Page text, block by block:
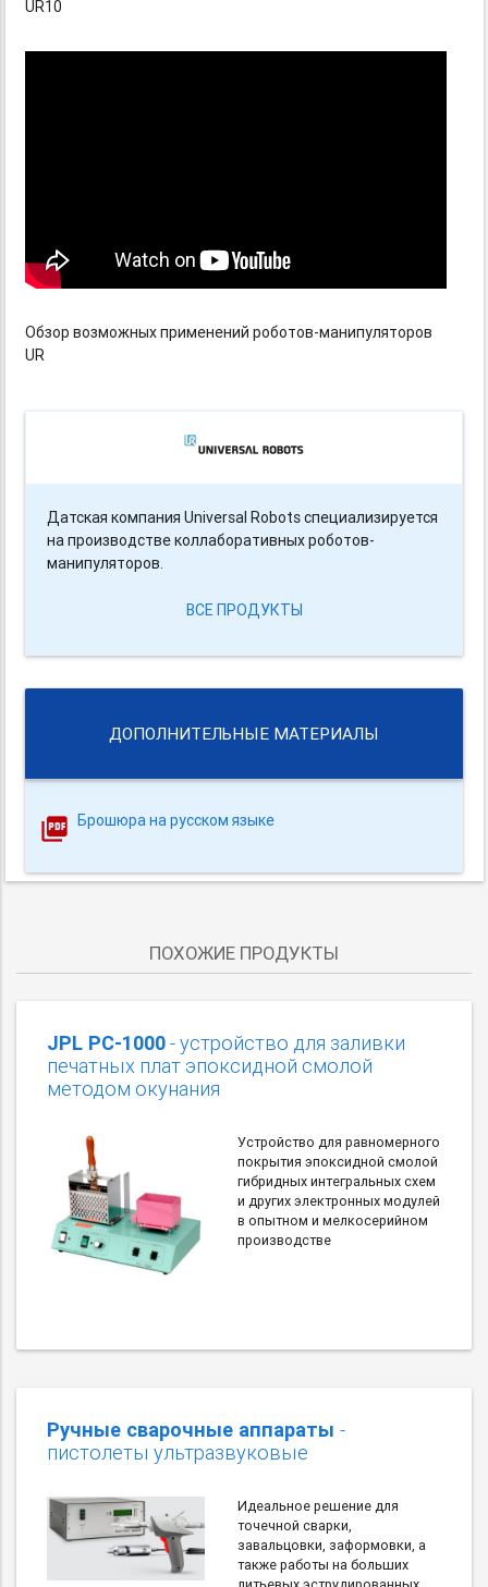
UR10
Обзор возможных применений роботов-манипуляторов
UR
Датская компания Universal Robots специализируется
на производстве коллаборативных роботов-
манипуляторов.
ВСЕ ПРОДУКТЫ
ДОПОЛНИТЕЛЬНЫЕ МАТЕРИАЛЫ
Брошюра на русском языке
ПОХОЖИЕ ПРОДУКТЫ
JPL PC-1000- устройство для заливки
печатных плат эпоксидной смолой
методом окунания
Устройство для равномерного
покрытия эпоксидной смолой
гибридных интегральных схем
и других электронных модулей
в опытном и мелкосерийном
производстве
Ручные сварочные аппараты -
пистолеты ультразвуковые
Идеальное решение для
точечной сварки,
завальцовки, заформовки, а
также работы на больших